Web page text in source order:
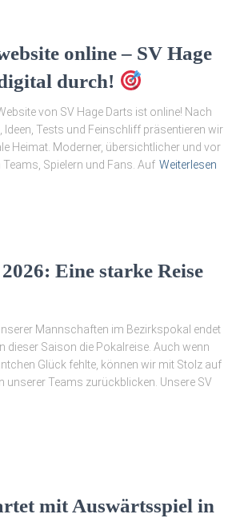
online – SV Hage
durch!
von SV Hage Darts ist online! Nach
Ideen, Tests und Feinschliff präsentieren wir
Heimat. Moderner, übersichtlicher und vor
Spielern und Fans. Auf Weiterlesen
Eine starke Reise
Mannschaften im Bezirkspokal endet
dieser Saison die Pokalreise. Auch wenn
Glück fehlte, können wir mit Stolz auf
unserer Teams zurückblicken. Unsere SV
mit Auswärtsspiel in